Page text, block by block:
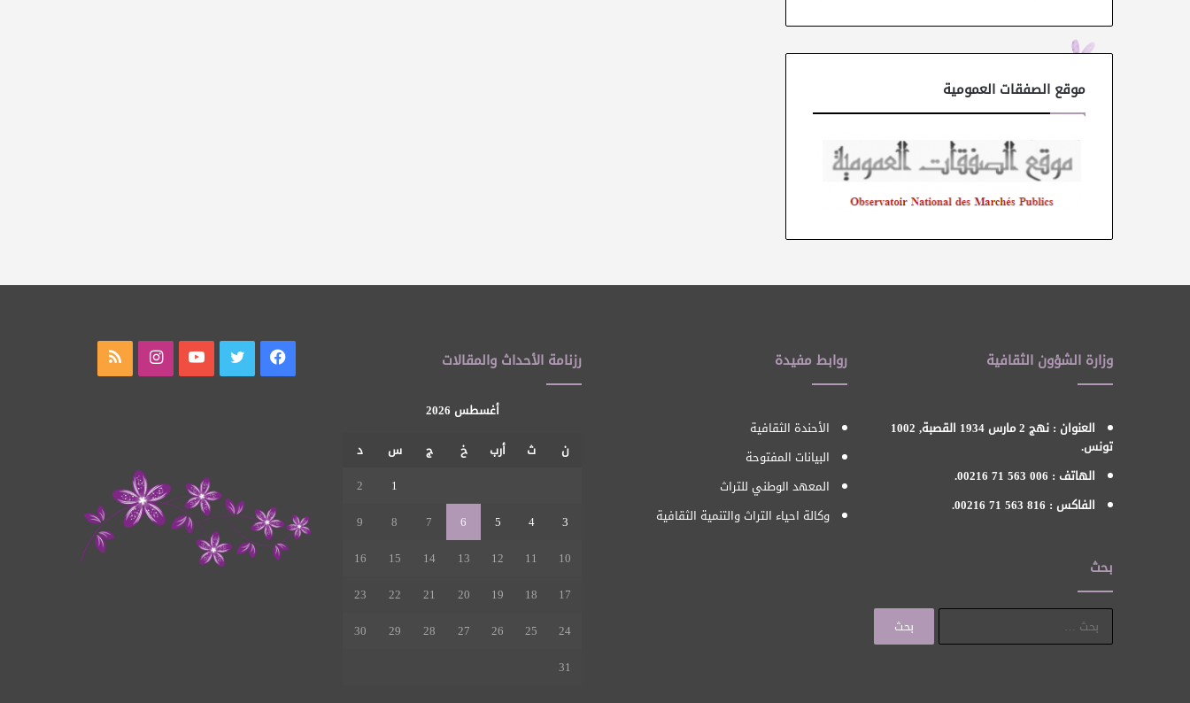
موقع الصفقات العمومية
وزارة الشؤون الثقافية
العنوان : نهج 2 مارس 1934 القصبة, 1002
تونس.
الهاتف : 006 563 71 00216.
الفاكس : 816 563 71 00216.
بحث
روابط مفيدة
الأحندة الثقافية
البيانات المفتوحة
المعهد الوطني للتراث
وكالة احياء التراث والتنمية الثقافية
رزنامة الأحداث والمقالات
أغسطس 2026
ن
ث أرب خ ج س
د
1
2
3
4
5
6
7
8
9
10
11
12
13
14
15
16
17
18
19
20
21
22
23
24
25
26
27
28
29
30
31
فيسبوك تويتر يوتيوب انستقرام